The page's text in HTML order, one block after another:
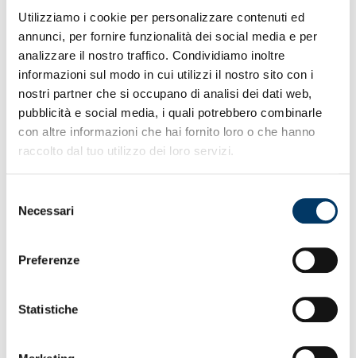
Utilizziamo i cookie per personalizzare contenuti ed
annunci, per fornire funzionalità dei social media e per
analizzare il nostro traffico. Condividiamo inoltre
informazioni sul modo in cui utilizzi il nostro sito con i
nostri partner che si occupano di analisi dei dati web,
pubblicità e social media, i quali potrebbero combinarle
con altre informazioni che hai fornito loro o che hanno
raccolto dal tuo utilizzo dei loro servizi.
delNecessari
Preferenze
Statistiche
finale.
di domenica e utilizzata anche per monitorare le condizioni
a botta calda nel post Napoli. Percorsi personalizzati in
preparatori atletici Pilati, Gatto e Picone. Una trentina di
minuti tra macchinari, tappetini, palle mediche, pesi e
tecnica curata da Gilardino, Caridi, Dainelli, Murgita e
Tonda.